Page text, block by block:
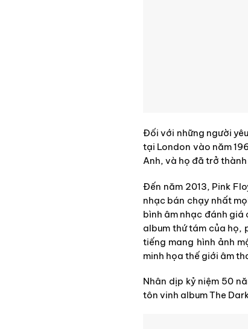
Đối với những người
tại London vào năm
Anh, và họ đã trở
Đến năm 2013, Pink
nhạc bán chạy nhất
bình âm nhạc đánh giá
album thứ tám của họ,
tiếng mang hình ảnh
minh họa thế giới âm
Nhân dịp kỷ niệm 50
tôn vinh album The